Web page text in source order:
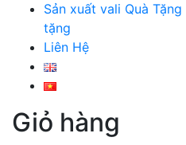
Sản xuất vali Quà Tặng
tặng
Liên Hệ
Giỏ hàng